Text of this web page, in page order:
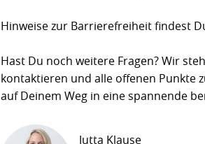
Hinweise zur Barrierefreiheit findest
Hast Du noch weitere Fragen? Wir
kontaktieren und alle offenen Punkte
auf Deinem Weg in eine spannende
Jutta Klause